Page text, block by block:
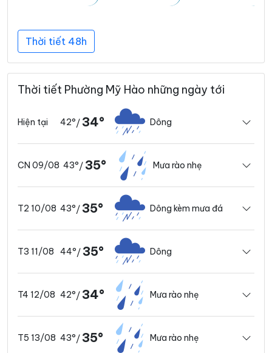
Thời tiết 48h
Thời tiết Phường Mỹ Hào những ngày tới
Hiện tại 42°/ 34° Dông
CN 09/08 43°/ 35° Mưa rào nhẹ
T2 10/08 43°/ 35° Dông kèm mưa đá
T3 11/08 44°/ 35° Dông
T4 12/08 42°/ 34° Mưa rào nhẹ
T5 13/08 43°/ 35° Mưa rào nhẹ